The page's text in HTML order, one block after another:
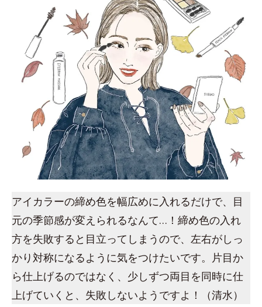
アイカラーの締め色を幅広めに入れるだけで、目
元の季節感が変えられるなんて…！締め色の入れ
方を失敗すると目立ってしまうので、左右がしっ
かり対称になるように気をつけたいです。片目か
ら仕上げるのではなく、少しずつ両目を同時に仕
上げていくと、失敗しないようですよ！（清水）